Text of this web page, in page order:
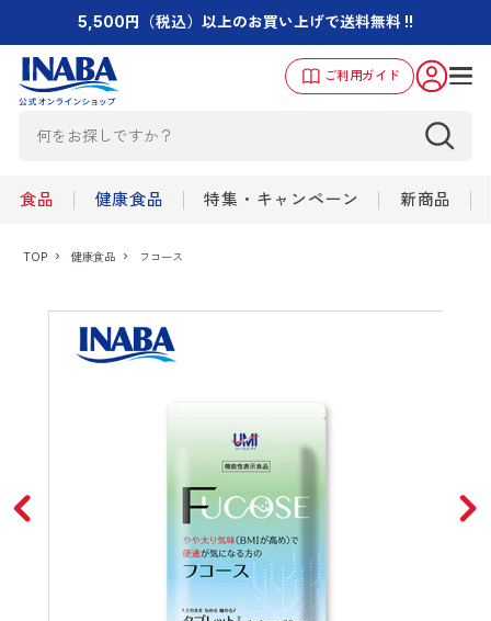
5,500円（税込）以上のお買い上げで送料無料 !!
ご利用ガイド
食品 健康食品 特集・キャンペーン 新商品
TOP 健康食品 フコース